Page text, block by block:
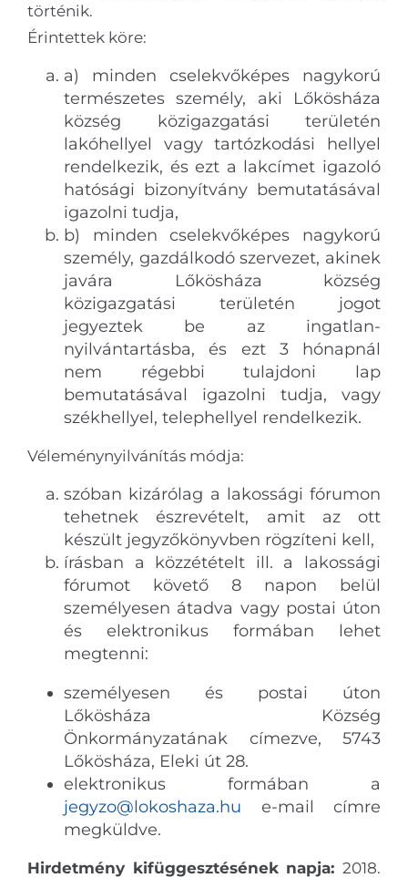
történik.
Érintettek köre:
a) minden cselekvőképes nagykorú
természetes személy, aki Lőkösháza
község közigazgatási területén
lakóhellyel vagy tartózkodási hellyel
rendelkezik, és ezt a lakcímet igazoló
hatósági bizonyítvány bemutatásával
igazolni tudja,
b) minden cselekvőképes nagykorú
személy, gazdálkodó szervezet, akinek
javára Lőkösháza község
közigazgatási területén jogot
jegyeztek be az ingatlan-
nyilvántartásba, és ezt 3 hónapnál
nem régebbi tulajdoni lap
bemutatásával igazolni tudja, vagy
székhellyel, telephellyel rendelkezik.
Véleménynyilvánítás módja:
szóban kizárólag a lakossági fórumon
tehetnek észrevételt, amit az ott
készült jegyzőkönyvben rögzíteni kell,
írásban a közzétételt ill. a lakossági
fórumot követő 8 napon belül
személyesen átadva vagy postai úton
és elektronikus formában lehet
megtenni:
személyesen és postai úton
Lőkösháza Község
Önkormányzatának címezve, 5743
Lőkösháza, Eleki út 28.
elektronikus formában a
jegyzo@lokoshaza.hu e-mail címre
megküldve.
Hirdetmény kifüggesztésének napja:2018.